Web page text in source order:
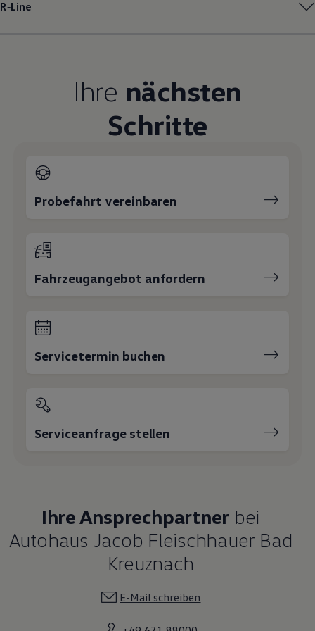
Pannen- und Unfallhilfe
Volkswagen Kundenbetreuung
R‑Line
Ihre nächsten
Schritte
Probefahrt vereinbaren
Fahrzeugangebot anfordern
Servicetermin buchen
Serviceanfrage stellen
Ihre Ansprechpartner bei
Autohaus Jacob Fleischhauer Bad
Kreuznach
E-Mail schreiben